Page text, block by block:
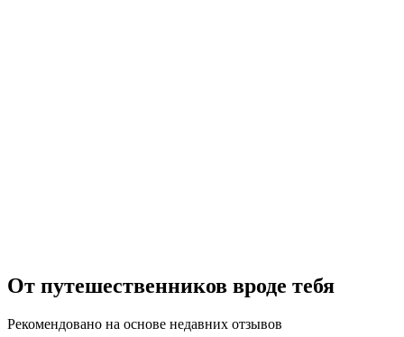
От путешественников вроде тебя
Рекомендовано на основе недавних отзывов